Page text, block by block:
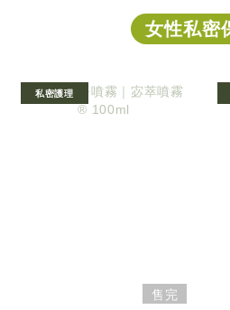
女性私密
私密護理
售完